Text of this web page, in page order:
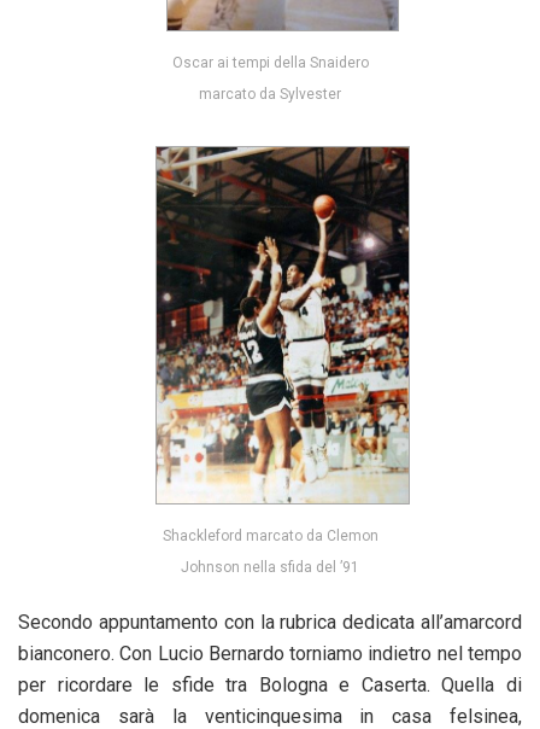
Oscar ai tempi della Snaidero
marcato da Sylvester
Shackleford marcato da Clemon
Johnson nella sfida del ’91
Secondo appuntamento con la rubrica dedicata all’amarcord
bianconero. Con Lucio Bernardo torniamo indietro nel tempo
per ricordare le sfide tra Bologna e Caserta. Quella di
domenica sarà la venticinquesima in casa felsinea,